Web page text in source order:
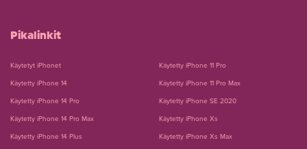
Pikalinkit
Käytetyt iPhonet
Käytetty iPhone 14
Käytetty iPhone 14 Pro
Käytetty iPhone 14 Pro Max
Käytetty iPhone 14 Plus
Käytetty iPhone 11 Pro
Käytetty iPhone 11 Pro Max
Käytetty iPhone SE 2020
Käytetty iPhone Xs
Käytetty iPhone Xs Max